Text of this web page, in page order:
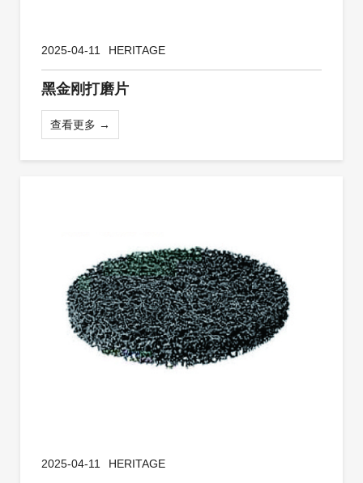
2025-04-11 HERITAGE
黑金刚打磨片
查看更多 →
2025-04-11 HERITAGE